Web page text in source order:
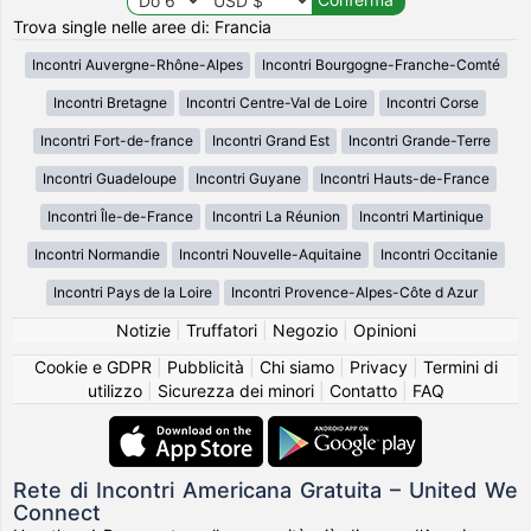
Trova single nelle aree di: Francia
Incontri Auvergne-Rhône-Alpes Incontri Bourgogne-Franche-Comté
Incontri Bretagne Incontri Centre-Val de Loire Incontri Corse
Incontri Fort-de-france Incontri Grand Est Incontri Grande-Terre
Incontri Guadeloupe Incontri Guyane Incontri Hauts-de-France
Incontri Île-de-France Incontri La Réunion Incontri Martinique
Incontri Normandie Incontri Nouvelle-Aquitaine Incontri Occitanie
Incontri Pays de la Loire Incontri Provence-Alpes-Côte d Azur
Notizie| Truffatori| Negozio| Opinioni
Cookie e GDPR
Pubblicità Chi siamo| Privacy| Termini di
utilizzo| Sicurezza dei minori| Contatto| FAQ
Rete di Incontri Americana Gratuita – United We
Connect